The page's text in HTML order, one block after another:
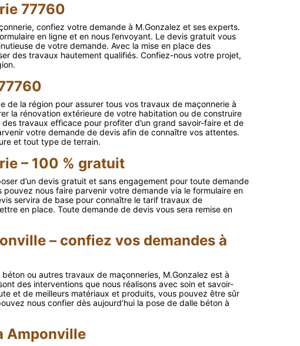
77760
confiez votre demande à M.Gonzalez et ses experts.
en ligne et en nous l’envoyant. Le devis gratuit vous
de votre demande. Avec la mise en place des
des travaux hautement qualifiés. Confiez-nous votre projet,
de la région pour assurer tous vos travaux de maçonnerie à
la rénovation extérieure de votre habitation ou de construire
travaux efficace pour profiter d’un grand savoir-faire et de
votre demande de devis afin de connaître vos attentes.
et tout type de terrain.
– 100 % gratuit
d’un devis gratuit et sans engagement pour toute demande
nous faire parvenir votre demande via le formulaire en
servira de base pour connaître le tarif travaux de
en place. Toute demande de devis vous sera remise en
– confiez vos demandes à
ou autres travaux de maçonneries, M.Gonzalez est à
des interventions que nous réalisons avec soin et savoir-
et de meilleurs matériaux et produits, vous pouvez être sûr
nous confier dès aujourd’hui la pose de dalle béton à
Amponville